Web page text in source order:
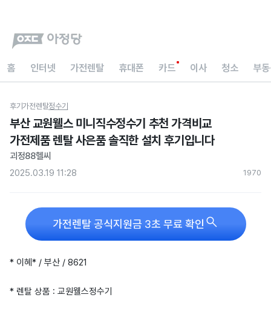
홈 인터넷 가전렌탈 휴대폰 카드 이사 청소 부
후기가전렌탈정수기
부산 교원웰스 미니직수정수기 추천 가격비교
가전제품 렌탈 사은품 솔직한 설치 후기입니다
괴정88헬씨
2025.03.19 11:28
1970
가전렌탈 공식지원금 3초 무료 확인 
* 이혜* / 부산 / 8621
* 렌탈 상품 : 교원웰스정수기